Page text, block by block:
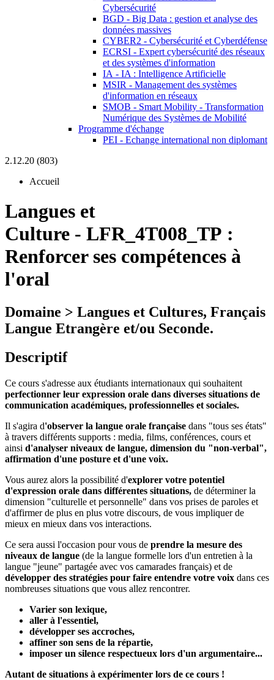
Cybersécurité
BGD - Big Data : gestion et analyse des
données massives
CYBER2 - Cybersécurité et Cyberdéfense
ECRSI - Expert cybersécurité des réseaux
et des systèmes d'information
IA - IA : Intelligence Artificielle
MSIR - Management des systèmes
d'information en réseaux
SMOB - Smart Mobility - Transformation
Numérique des Systèmes de Mobilité
Programme d'échange
PEI - Echange international non diplomant
2.12.20 (803)
Accueil
Langues et
Culture - LFR_4T008_TP :
Renforcer ses compétences à
l'oral
Domaine > Langues et Cultures, Français
Langue Etrangère et/ou Seconde.
Descriptif
Ce cours s'adresse aux étudiants internationaux qui souhaitent
perfectionner leur expression orale dans diverses situations de
communication académiques, professionnelles et sociales.
Il s'agira d'observer la langue orale française dans "tous ses états"
à travers différents supports : media, films, conférences, cours et
ainsi d'analyser niveaux de langue, dimension du "non-verbal",
affirmation d'une posture et d'une voix.
Vous aurez alors la possibilité d'explorer votre potentiel
d'expression orale dans différentes situations, de déterminer la
dimension "culturelle et personnelle" dans vos prises de paroles et
d'affirmer de plus en plus votre discours, de vous impliquer de
mieux en mieux dans vos interactions.
Ce sera aussi l'occasion pour vous de prendre la mesure des
niveaux de langue (de la langue formelle lors d'un entretien à la
langue "jeune" partagée avec vos camarades français) et de
développer des stratégies pour faire entendre votre voix dans ces
nombreuses situations que vous allez rencontrer.
Varier son lexique,
aller à l'essentiel,
développer ses accroches,
affiner son sens de la répartie,
imposer un silence respectueux lors d'un argumentaire...
Autant de situations à expérimenter lors de ce cours !